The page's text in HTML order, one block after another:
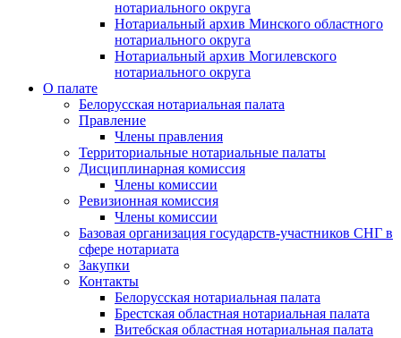
нотариального округа
Нотариальный архив Минского областного
нотариального округа
Нотариальный архив Могилевского
нотариального округа
О палате
Белорусская нотариальная палата
Правление
Члены правления
Территориальные нотариальные палаты
Дисциплинарная комиссия
Члены комиссии
Ревизионная комиссия
Члены комиссии
Базовая организация государств-участников СНГ в
сфере нотариата
Закупки
Контакты
Белорусская нотариальная палата
Брестская областная нотариальная палата
Витебская областная нотариальная палата